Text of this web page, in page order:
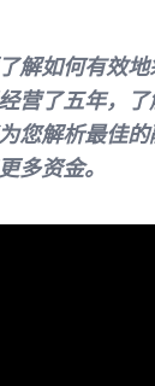
解如何有效
营了五年，
您解析最佳
多资金。